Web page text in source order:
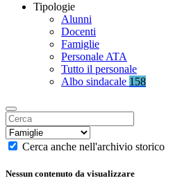
Tipologie
Alunni
Docenti
Famiglie
Personale ATA
Tutto il personale
Albo sindacale 158
Cerca anche nell'archivio storico
Nessun contenuto da visualizzare